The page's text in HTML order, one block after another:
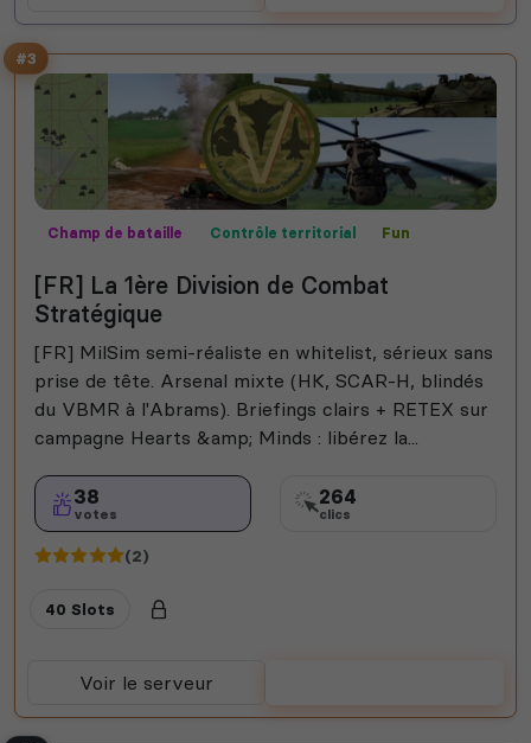
#3
Champ de bataille Contrôle territorial
Fun
[FR] La 1ère Division de Combat
Stratégique
[FR] MilSim semi-réaliste en whitelist, sérieux sans
prise de tête. Arsenal mixte (HK, SCAR-H, blindés
du VBMR à l'Abrams). Briefings clairs + RETEX sur
campagne Hearts &amp; Minds : libérez la...
38
votes
264
clics
(2)
40 Slots
Voir le serveur